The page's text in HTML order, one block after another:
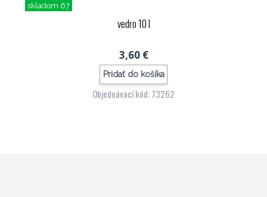
skladom 67
vedro 10 l
3,60 €
Pridať do košíka
Objednávací kód: 73262